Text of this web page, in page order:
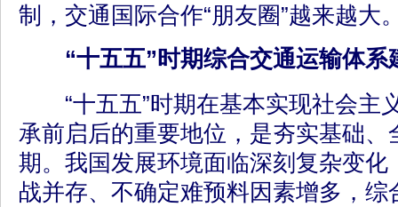
制，交通国际合作“朋友圈”越来越大
“十五五”时期综合交通运输体系
“十五五”时期在基本实现社会主
承前启后的重要地位，是夯实基础、
期。我国发展环境面临深刻复杂变化
战并存、不确定难预料因素增多，